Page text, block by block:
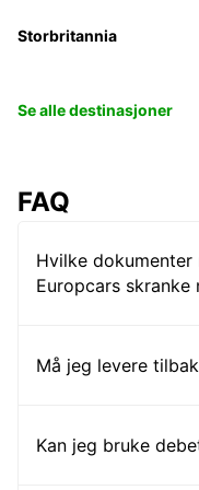
Storbritannia
Se alle destinasjoner
FAQ
Hvilke
Europcars skranke
Må jeg levere
Kan jeg bruke